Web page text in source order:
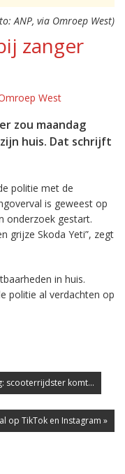
ANP, via Omroep West)
zanger
West
zou maandag
huis. Dat schrijft
politie met de
is geweest op
onderzoek gestart.
grijze Skoda Yeti”, zegt
in huis.
politie al verdachten op
scooterrijdster komt...
op TikTok en Instagram »